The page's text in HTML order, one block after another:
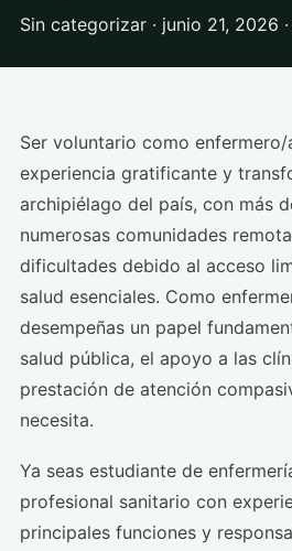
Sin categorizar · junio 21, 2026
Ser voluntario como enfermero/
experiencia gratificante y
archipiélago del país, con más
numerosas comunidades
dificultades debido al acceso
salud esenciales. Como
desempeñas un papel
salud pública, el apoyo a las
prestación de atención
necesita.
Ya seas estudiante de
profesional sanitario con
principales funciones y